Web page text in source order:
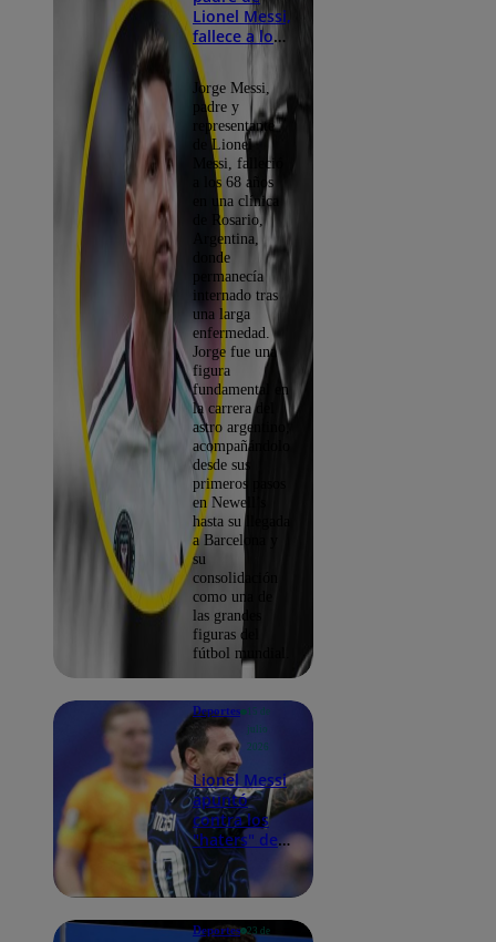
Lionel Messi,
fallece a los
68 años
Jorge Messi,
padre y
representante
de Lionel
Messi, falleció
a los 68 años
en una clínica
de Rosario,
Argentina,
donde
permanecía
internado tras
una larga
enfermedad.
Jorge fue una
figura
fundamental en
la carrera del
astro argentino,
acompañándolo
desde sus
primeros pasos
en Newell’s
hasta su llegada
a Barcelona y
su
consolidación
como una de
las grandes
figuras del
fútbol mundial.
Deportes 15 de
julio
2026
Lionel Messi
apuntó
contra los
"haters" de
Argentina
con
contundente
frase tras
Deportes 23 de